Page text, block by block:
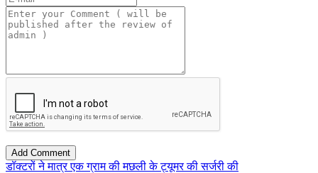
डॉक्टरों ने मात्र एक ग्राम की मछली के ट्यूमर की सर्जरी की